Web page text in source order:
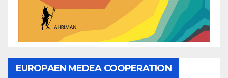
EUROPAEN MEDEA COOPERATION